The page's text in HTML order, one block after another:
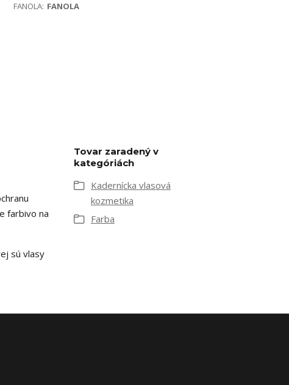
FANOLA: FANOLA
farbivo na
sú vlasy
Tovar zaradený v
kategóriách
Kadernícka vlasová
kozmetika
Farba